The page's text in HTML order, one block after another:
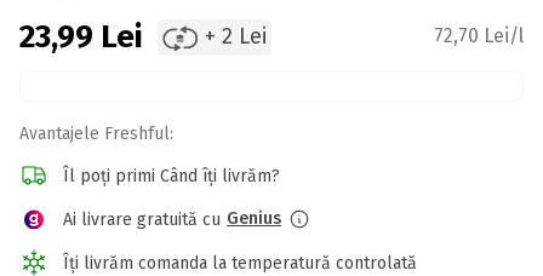
23,99 Lei + 2 Lei 72,70 Lei/l
Avantajele Freshful:
Îl poți primi Când îți livrăm?
Ai livrare gratuită cu Genius
Îți livrăm comanda la temperatură controlată